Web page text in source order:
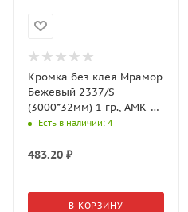
Кромка без клея Мрамор
Бежевый 2337/S
(3000*32мм) 1 гр., АМК-
ТрояЕсть в наличии: 4
483.20 ₽
В КОРЗИНУ